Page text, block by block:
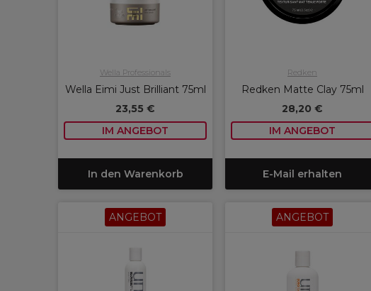
Wella Professionals
Wella Eimi Just Brilliant 75ml
23,55 €
IM ANGEBOT
In den Warenkorb
Redken
Redken Matte Clay 75ml
28,20 €
IM ANGEBOT
E-Mail erhalten
ANGEBOT ANGEBOT